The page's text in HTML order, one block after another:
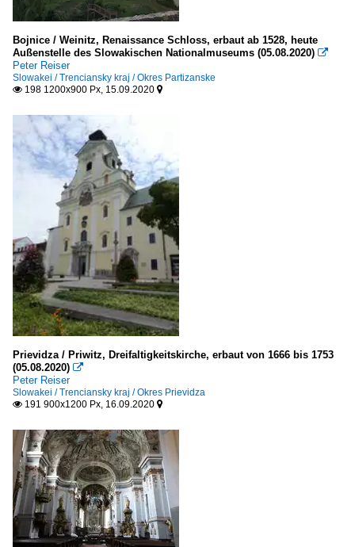
Bojnice / Weinitz, Renaissance Schloss, erbaut ab 1528, heute
Außenstelle des Slowakischen Nationalmuseums (05.08.2020) 
Peter Reiser
Slowakei / Trenciansky kraj / Okres Partizanske
 198 1200x900 Px, 15.09.2020 
Prievidza / Priwitz, Dreifaltigkeitskirche, erbaut von 1666 bis 1753
(05.08.2020) 
Peter Reiser
Slowakei / Trenciansky kraj / Okres Prievidza
 191 900x1200 Px, 16.09.2020 